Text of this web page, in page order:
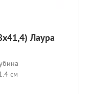
Лаура
см